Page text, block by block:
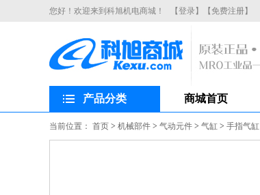
您好！欢迎来到科旭机电商城！ 【登录】 【免费注册】
产品分类 商城首页
当前位置： 首页 > 机械部件 > 气动元件 > 气缸 > 手指气缸